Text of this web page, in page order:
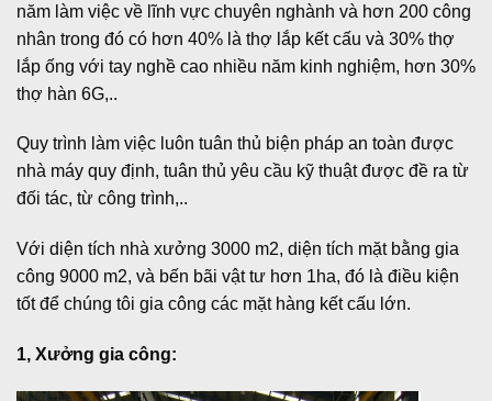
năm làm việc về lĩnh vực chuyên nghành và hơn 200 công
nhân trong đó có hơn 40% là thợ lắp kết cấu và 30% thợ
lắp ống với tay nghề cao nhiều năm kinh nghiệm, hơn 30%
thợ hàn 6G,..
Quy trình làm việc luôn tuân thủ biện pháp an toàn được
nhà máy quy định, tuân thủ yêu cầu kỹ thuật được đề ra từ
đối tác, từ công trình,..
Với diện tích nhà xưởng 3000 m2, diện tích mặt bằng gia
công 9000 m2, và bến bãi vật tư hơn 1ha, đó là điều kiện
tốt để chúng tôi gia công các mặt hàng kết cấu lớn.
1, Xưởng gia công: